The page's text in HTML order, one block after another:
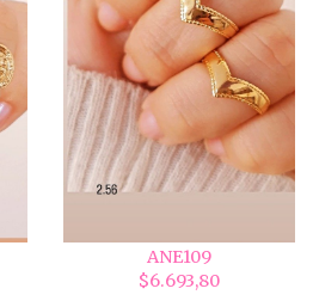
ANE109
$6.693,80